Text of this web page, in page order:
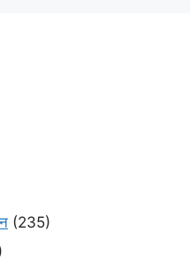
(235)